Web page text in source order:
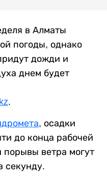
в Алматы
погоды, однако
дожди и
днем будет
.
, осадки
до конца рабочей
порывы ветра могут
секунду.